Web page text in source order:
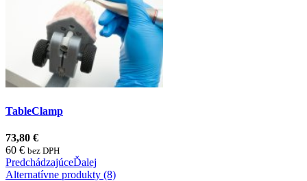
TableClamp
73,80 €
60 € bez DPH
PredchádzajúceĎalej
Alternatívne produkty (8)